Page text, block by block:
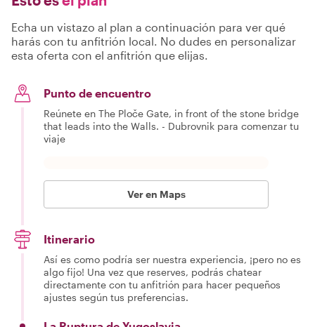
Echa un vistazo al plan a continuación para ver qué
harás con tu anfitrión local. No dudes en personalizar
esta oferta con el anfitrión que elijas.
Punto de encuentro
Reúnete en The Ploče Gate, in front of the stone bridge
that leads into the Walls. - Dubrovnik para comenzar tu
viaje
Ver en Maps
Itinerario
Así es como podría ser nuestra experiencia, ¡pero no es
algo fijo! Una vez que reserves, podrás chatear
directamente con tu anfitrión para hacer pequeños
ajustes según tus preferencias.